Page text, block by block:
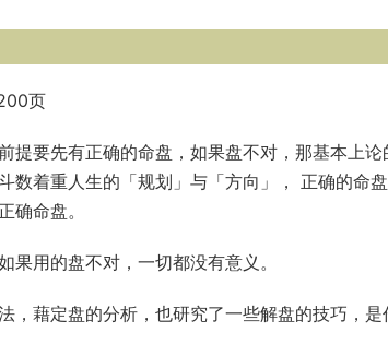
页
提要先有正确的命盘，如果盘不对，那基本上
数着重人生的「规划」与「方向」， 正确的命
确命盘。
果用的盘不对，一切都没有意义。
，藉定盘的分析，也研究了一些解盘的技巧，